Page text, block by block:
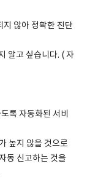
지 않아 정확한 진단
알고 싶습니다. ( 자
록 자동화된 서비
높지 않을 것으로
동 신고하는 것을